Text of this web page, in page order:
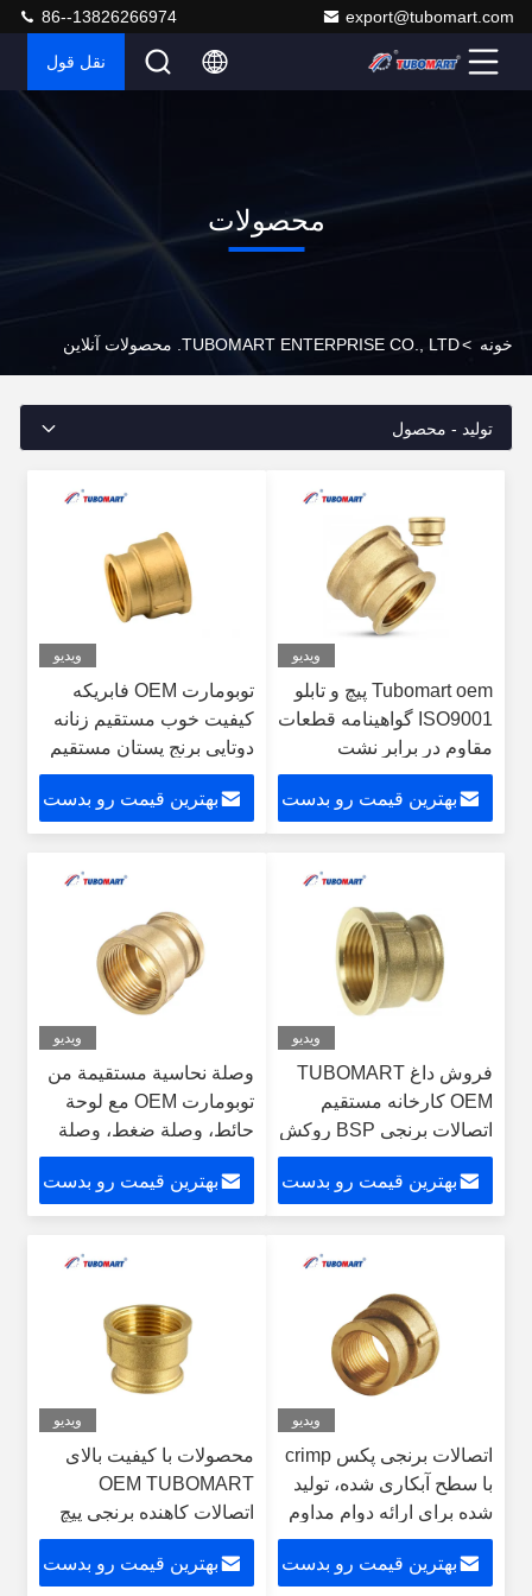
export@tubomart.com
86--13826266974
نقل قول
محصولات
خونه >TUBOMART ENTERPRISE CO., LTD. محصولات آنلاین
تولید - محصول
ویدیو
Tubomart oem پیچ و تابلو
ISO9001 گواهینامه قطعات
مقاوم در برابر نشت
ماندگار برای تاسیسات لوله
کشی آب
بهترین قیمت رو بدست
ویدیو
توبومارت OEM فابریکه
کیفیت خوب مستقیم زنانه
دوتایی برنج پستان مستقیم
زنانه کاهش دهنده راه حل
های لوله کشی آب
بهترین قیمت رو بدست
ویدیو
فروش داغ TUBOMART
OEM کارخانه مستقیم
اتصالات برنجی BSP روکش
نیکل اتصال مستقیم دو سر
ماده راه حل های لوله کشی
آب
بهترین قیمت رو بدست
ویدیو
وصلة نحاسية مستقيمة من
توبومارت OEM مع لوحة
حائط، وصلة ضغط، وصلة
ملولبة
بهترین قیمت رو بدست
ویدیو
اتصالات برنجی پکس crimp
با سطح آبکاری شده، تولید
شده برای ارائه دوام مداوم
و بلند مدت
بهترین قیمت رو بدست
ویدیو
محصولات با کیفیت بالای
OEM TUBOMART
اتصالات کاهنده برنجی پیچ
مادگی به نری آداپتور
افزایش طول برای سیستم
بهترین قیمت رو بدست